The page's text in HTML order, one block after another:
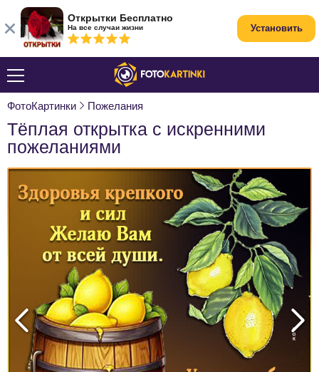
ФотоКартинки Пожелания
Тёплая открытка с искренними
пожеланиями
Открытки Бесплатно
На все случаи жизни Установить